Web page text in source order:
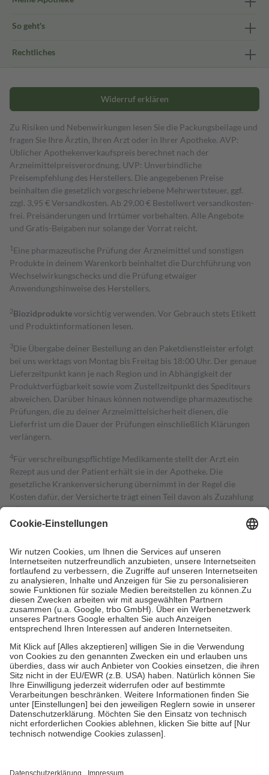
So geht's
Rechtliches
Widerruf erklären
Zu Risiken und Nebenwirkungen lesen Sie die Packungsbeilage und
fragen Sie Ihre Ärztin, Ihren Arzt oder in Ihrer Apotheke. AVP:
Üblicher Apothekenverkaufspreis berechnet nach der
Arzneimittelpreisverordnung. UVP: Unverbindliche
Preisempfehlung des Herstellers. Die angegebenen Preise
beinhalten die gesetzlich vorgeschriebene Mehrwertsteuer, ggf.
zzgl. 3,95 € Versandkosten. Ab 29,00 € Bestell­wert versand­kosten­
frei. Preisänderungen und Irrtümer vorbehalten. Alle Angebote
und Gratis-Beigaben nur solange der Vorrat reicht.
1 Eine pharmazeutische Prüfung der Arzneimittel und sonstigen
Produkte in deinem Warenkorb beinhaltet die Durchführung von
Wechselwirkungschecks und die Prüfung etwaiger
Anwendungshinweise des Herstellers.
2Biozidproduktevorsichtig verwenden. Vor Gebrauch stets Etikett
und Produktinformationen lesen.
3Die Übergabe deiner Bestellung an den Paketdienstleister erfolgt
bei uns werktags von Montag bis Freitag bis 18:00 Uhr. Der genaue
Lieferzeitpunkt kann je nach Region und in Abhängigkeit der
Produktverfügbarkeit sowie vom Zustellzeitpunkt des Spediteurs
abweichen. Darüber hinaus können notwendige pharmazeutische
Prüfungen, die zu deiner Arzneimittelsicherheit dienen, die
Lieferfrist um die Dauer der Prüfungen einschließlich Klärungen
verlängern.
4Für verschreibungspflichtige Medikamente stellt der Arzt ein
Rezept aus und der Patient erhält sie in der Apotheke. Die
gesetzliche Krankenversicherung übernimmt in der Regel die
Kosten dafür, der Versicherte trägt einen Teil davon als Zuzahlung
mit.
Grundsätzlich leisten Mitglieder Zuzahlungen in Höhe von zehn
höchstens zehn Euro.
Es sind jedoch nie mehr als die tatsächlichen
Kosten der Leistung zu entrichten.
Diese Regeln gelten grundsätzlich auch für Online-Apotheken.
Bei Heilmitteln und häuslicher Krankenpflege beträgt die
Zuzahlung zehn Prozent der Kosten sowie zehn Euro je
Verordnung.
Um das Engagement der Versicherten für ihre eigene Gesundheit zu
stärken und die besondere Stellung der Familie zu unterstützen,
fallenkeine Zuzahlungenan bei:
• Kindern und Jugendlichen bis zum vollendeten 18. Lebensjahr
mit Ausnahme der Fahrkosten
• Untersuchungen zur Vorsorge und Früherkennung, die von der
GKV getragen werden
• empfohlenen Schutzimpfungen
• Harn- und Blutteststreifen
getroffen, um sicherzustellen, dass es sich um echte Bewertungen